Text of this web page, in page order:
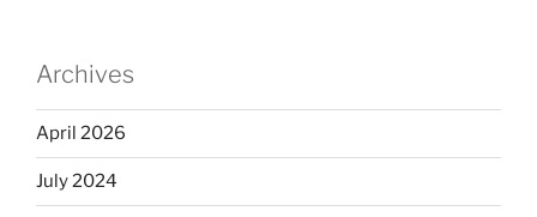
Archives
April 2026
July 2024